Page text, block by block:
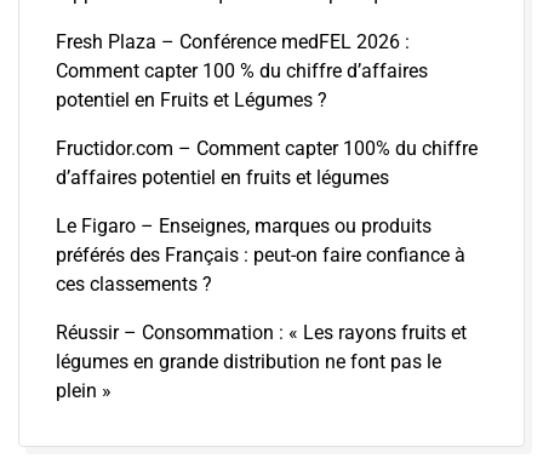
Fresh Plaza – Conférence medFEL 2026 :
Comment capter 100 % du chiffre d’affaires
potentiel en Fruits et Légumes ?
Fructidor.com – Comment capter 100% du chiffre
d’affaires potentiel en fruits et légumes
Le Figaro – Enseignes, marques ou produits
préférés des Français : peut-on faire confiance à
ces classements ?
Réussir – Consommation : « Les rayons fruits et
légumes en grande distribution ne font pas le
plein »